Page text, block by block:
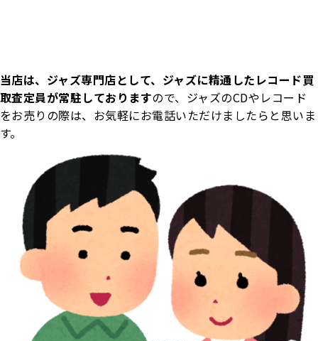
当店は、ジャズ専門店として、ジャズに精通したレコード買
取査定員が常駐しておりますので、ジャズのCDやレコード
をお売りの際は、お気軽にお電話いただけましたらと思いま
す。